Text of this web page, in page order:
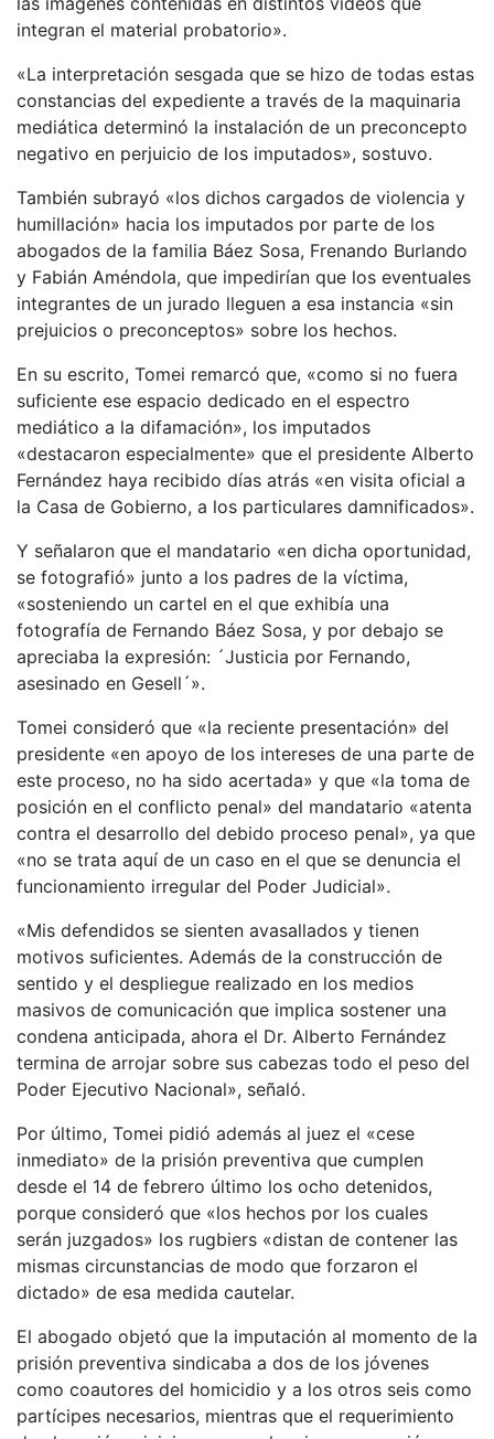
integran el material probatorio».
«La interpretación sesgada que se hizo de todas estas
constancias del expediente a través de la maquinaria
mediática determinó la instalación de un preconcepto
negativo en perjuicio de los imputados», sostuvo.
También subrayó «los dichos cargados de violencia y
humillación» hacia los imputados por parte de los
abogados de la familia Báez Sosa, Frenando Burlando
y Fabián Améndola, que impedirían que los eventuales
integrantes de un jurado lleguen a esa instancia «sin
prejuicios o preconceptos» sobre los hechos.
En su escrito, Tomei remarcó que, «como si no fuera
suficiente ese espacio dedicado en el espectro
mediático a la difamación», los imputados
«destacaron especialmente» que el presidente Alberto
Fernández haya recibido días atrás «en visita oficial a
la Casa de Gobierno, a los particulares damnificados».
Y señalaron que el mandatario «en dicha oportunidad,
se fotografió» junto a los padres de la víctima,
«sosteniendo un cartel en el que exhibía una
fotografía de Fernando Báez Sosa, y por debajo se
apreciaba la expresión: ´Justicia por Fernando,
asesinado en Gesell´».
Tomei consideró que «la reciente presentación» del
presidente «en apoyo de los intereses de una parte de
este proceso, no ha sido acertada» y que «la toma de
posición en el conflicto penal» del mandatario «atenta
contra el desarrollo del debido proceso penal», ya que
«no se trata aquí de un caso en el que se denuncia el
funcionamiento irregular del Poder Judicial».
«Mis defendidos se sienten avasallados y tienen
motivos suficientes. Además de la construcción de
sentido y el despliegue realizado en los medios
masivos de comunicación que implica sostener una
condena anticipada, ahora el Dr. Alberto Fernández
termina de arrojar sobre sus cabezas todo el peso del
Poder Ejecutivo Nacional», señaló.
Por último, Tomei pidió además al juez el «cese
inmediato» de la prisión preventiva que cumplen
desde el 14 de febrero último los ocho detenidos,
porque consideró que «los hechos por los cuales
serán juzgados» los rugbiers «distan de contener las
mismas circunstancias de modo que forzaron el
dictado» de esa medida cautelar.
El abogado objetó que la imputación al momento de la
prisión preventiva sindicaba a dos de los jóvenes
como coautores del homicidio y a los otros seis como
partícipes necesarios, mientras que el requerimiento